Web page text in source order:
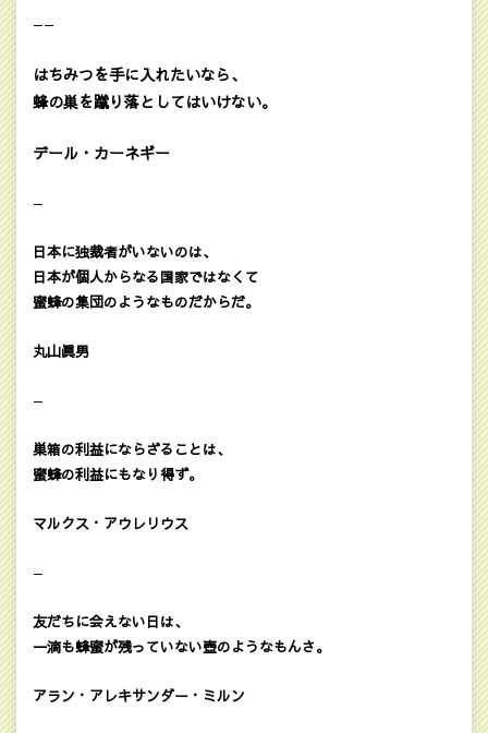
——
はちみつを手に入れたいなら、
蜂の巣を蹴り落としてはいけない。
デール・カーネギー
—
日本に独裁者がいないのは、
日本が個人からなる国家ではなくて
蜜蜂の集団のようなものだからだ。
丸山眞男
—
巣箱の利益にならざることは、
蜜蜂の利益にもなり得ず。
マルクス・アウレリウス
—
友だちに会えない日は、
一滴も蜂蜜が残っていない壺のようなもんさ。
アラン・アレキサンダー・ミルン